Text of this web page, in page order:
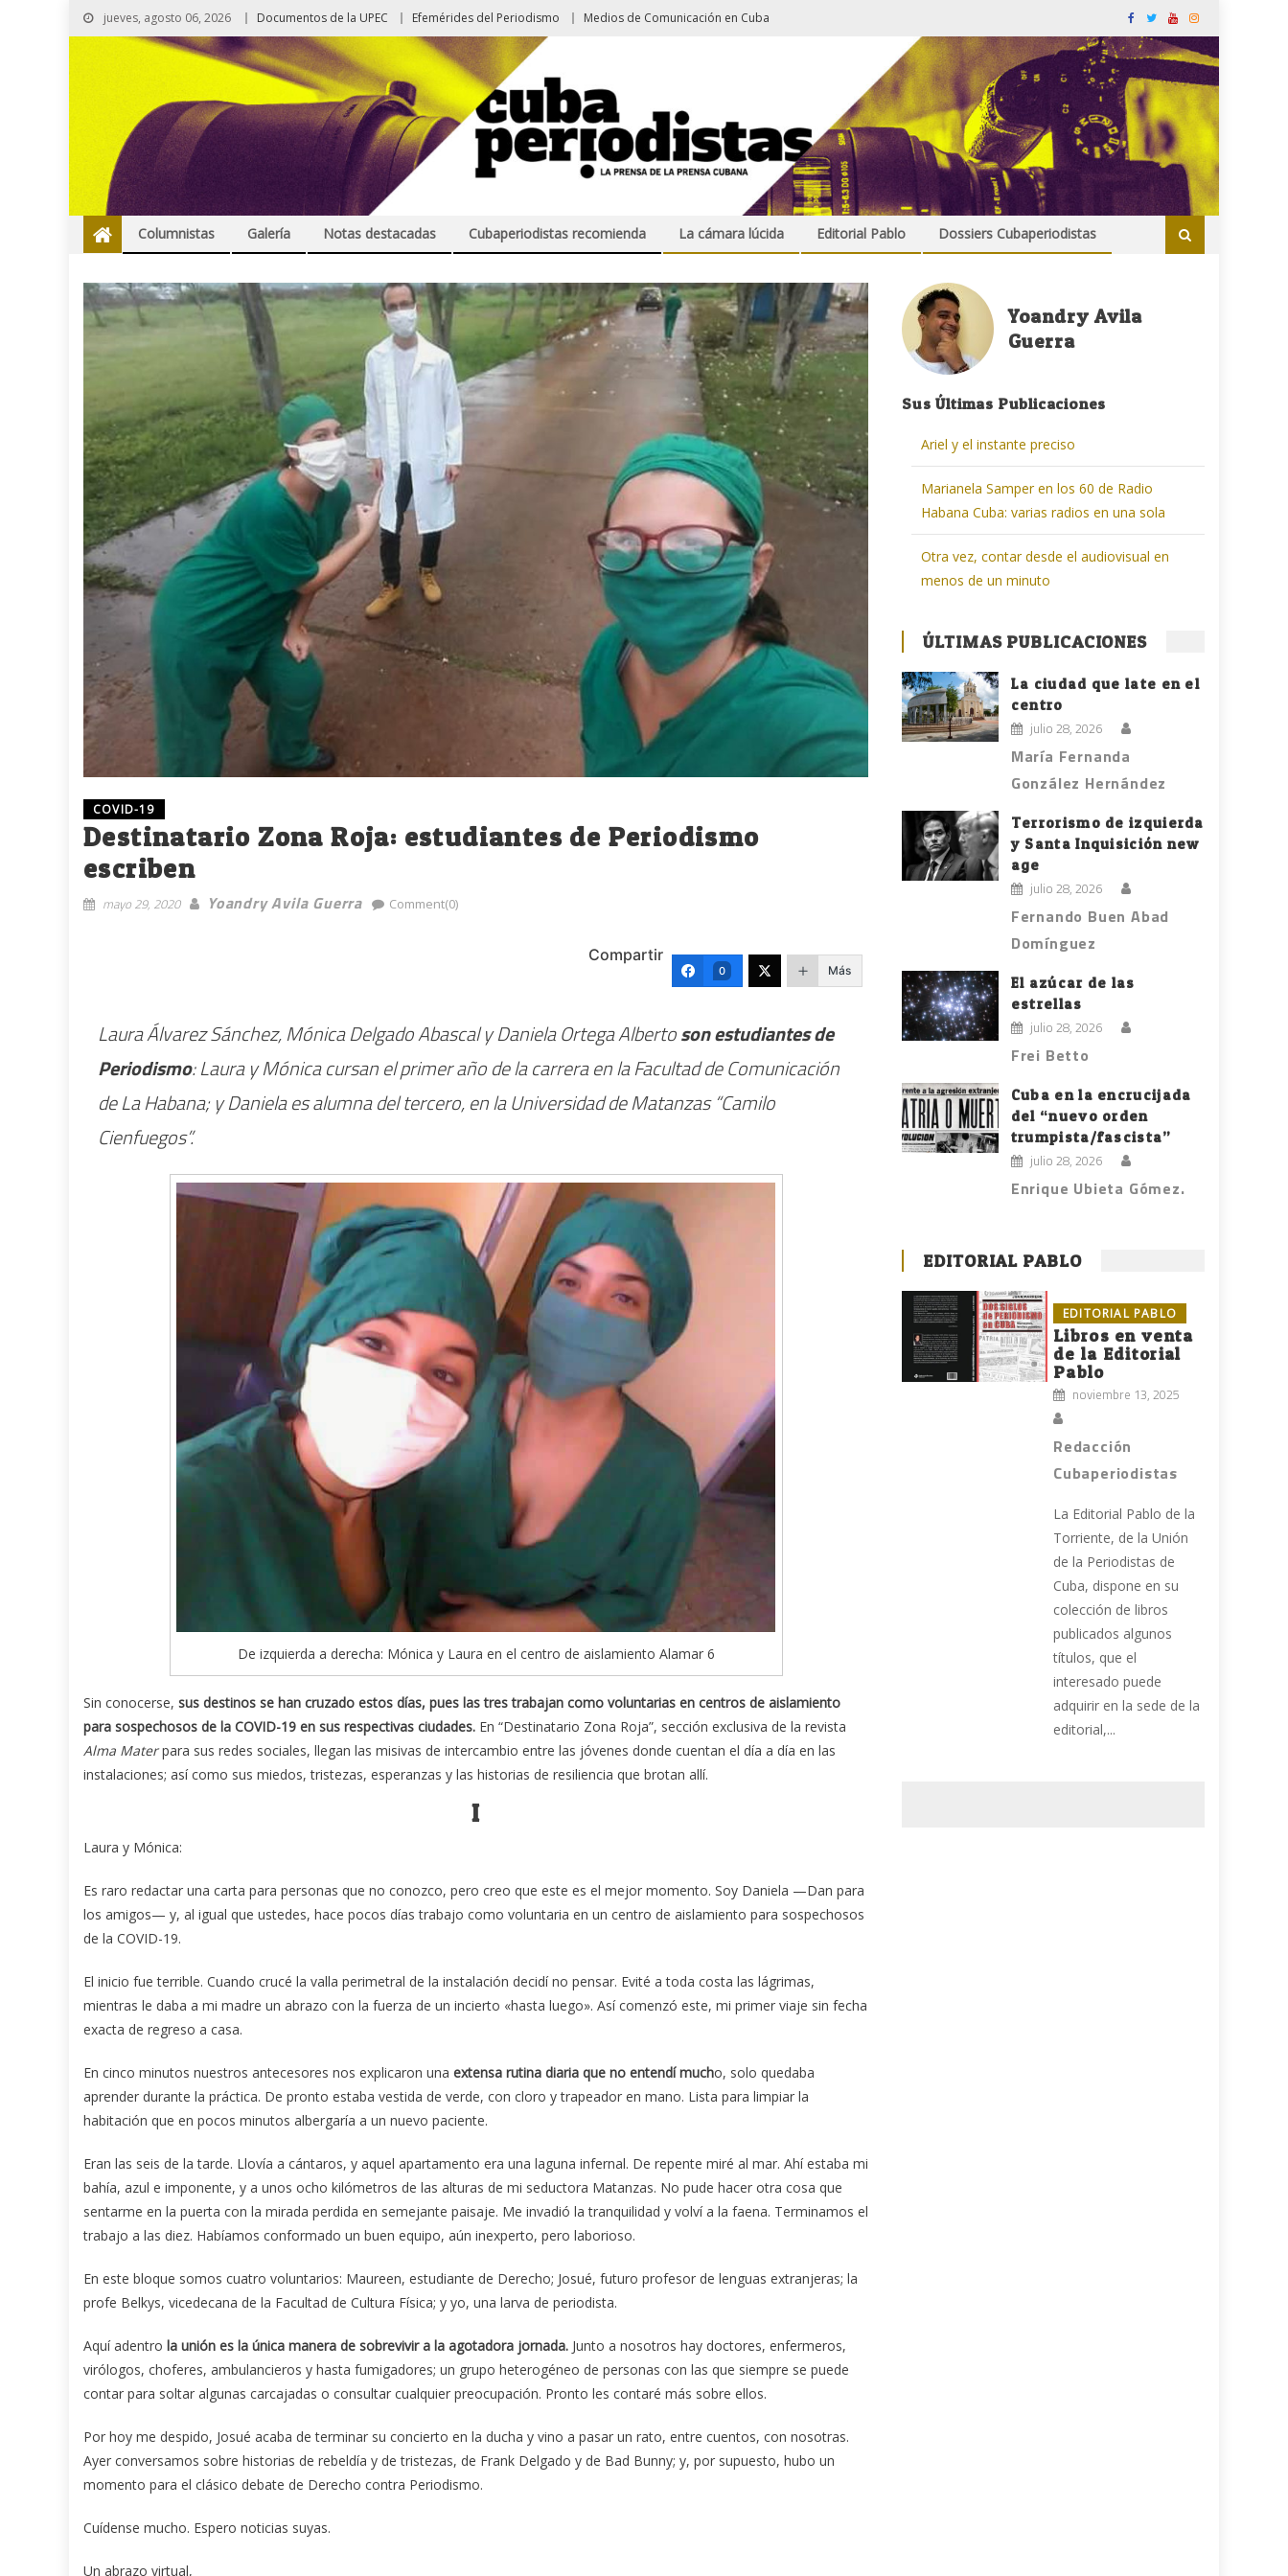
jueves, agosto 06, 2026 Documentos de la UPEC Efemérides del Periodismo Medios de Comunicación en Cuba
Columnistas Galería Notas destacadas Cubaperiodistas recomienda La cámara lúcida Editorial Pablo Dossiers Cubaperiodistas
COVID-19
Destinatario Zona Roja: estudiantes de Periodismo
escriben
mayo 29, 2020 Yoandry Avila Guerra Comment(0)
Compartir
0 Más
Laura Álvarez Sánchez, Mónica Delgado Abascal y Daniela Ortega Albertoson estudiantes de
Periodismo: Laura y Mónica cursan el primer año de la carrera en la Facultad de Comunicación
de La Habana; y Daniela es alumna del tercero, en la Universidad de Matanzas “Camilo
Cienfuegos”.
De izquierda a derecha: Mónica y Laura en el centro de aislamiento Alamar 6
Sin conocerse, sus destinos se han cruzado estos días, pues las tres trabajan como voluntarias en centros de aislamiento
para sospechosos de la COVID-19 en sus respectivas ciudades. En “Destinatario Zona Roja”, sección exclusiva de la revista
Alma Materpara sus redes sociales, llegan las misivas de intercambio entre las jóvenes donde cuentan el día a día en las
instalaciones; así como sus miedos, tristezas, esperanzas y las historias de resiliencia que brotan allí.
I
Laura y Mónica:
Es raro redactar una carta para personas que no conozco, pero creo que este es el mejor momento. Soy Daniela —Dan para
los amigos— y, al igual que ustedes, hace pocos días trabajo como voluntaria en un centro de aislamiento para sospechosos
de la COVID-19.
El inicio fue terrible. Cuando crucé la valla perimetral de la instalación decidí no pensar. Evité a toda costa las lágrimas,
mientras le daba a mi madre un abrazo con la fuerza de un incierto «hasta luego». Así comenzó este, mi primer viaje sin fecha
exacta de regreso a casa.
En cinco minutos nuestros antecesores nos explicaron una extensa rutina diaria que no entendí mucho, solo quedaba
aprender durante la práctica. De pronto estaba vestida de verde, con cloro y trapeador en mano. Lista para limpiar la
habitación que en pocos minutos albergaría a un nuevo paciente.
Eran las seis de la tarde. Llovía a cántaros, y aquel apartamento era una laguna infernal. De repente miré al mar. Ahí estaba mi
bahía, azul e imponente, y a unos ocho kilómetros de las alturas de mi seductora Matanzas. No pude hacer otra cosa que
sentarme en la puerta con la mirada perdida en semejante paisaje. Me invadió la tranquilidad y volví a la faena. Terminamos el
trabajo a las diez. Habíamos conformado un buen equipo, aún inexperto, pero laborioso.
En este bloque somos cuatro voluntarios: Maureen, estudiante de Derecho; Josué, futuro profesor de lenguas extranjeras; la
profe Belkys, vicedecana de la Facultad de Cultura Física; y yo, una larva de periodista.
Aquí adentro la unión es la única manera de sobrevivir a la agotadora jornada. Junto a nosotros hay doctores, enfermeros,
virólogos, choferes, ambulancieros y hasta fumigadores; un grupo heterogéneo de personas con las que siempre se puede
contar para soltar algunas carcajadas o consultar cualquier preocupación. Pronto les contaré más sobre ellos.
Por hoy me despido, Josué acaba de terminar su concierto en la ducha y vino a pasar un rato, entre cuentos, con nosotras.
Ayer conversamos sobre historias de rebeldía y de tristezas, de Frank Delgado y de Bad Bunny; y, por supuesto, hubo un
momento para el clásico debate de Derecho contra Periodismo.
Cuídense mucho. Espero noticias suyas.
Un abrazo virtual,
Yoandry Avila
Guerra
Sus Últimas Publicaciones
Ariel y el instante preciso
Marianela Samper en los 60 de Radio
Habana Cuba: varias radios en una sola
Otra vez, contar desde el audiovisual en
menos de un minuto
ÚLTIMAS PUBLICACIONES
La ciudad que late en el
centro
julio 28, 2026
María Fernanda
González Hernández
Terrorismo de izquierda
y Santa Inquisición new
age
julio 28, 2026
Fernando Buen Abad
Domínguez
El azúcar de las
estrellas
julio 28, 2026
Frei Betto
Cuba en la encrucijada
del “nuevo orden
trumpista/fascista”
julio 28, 2026
Enrique Ubieta Gómez.
EDITORIAL PABLO
EDITORIAL PABLO
Libros en venta
de la Editorial
Pablo
noviembre 13, 2025
Redacción
Cubaperiodistas
La Editorial Pablo de la
Torriente, de la Unión
de la Periodistas de
Cuba, dispone en su
colección de libros
publicados algunos
títulos, que el
interesado puede
adquirir en la sede de la
editorial,...